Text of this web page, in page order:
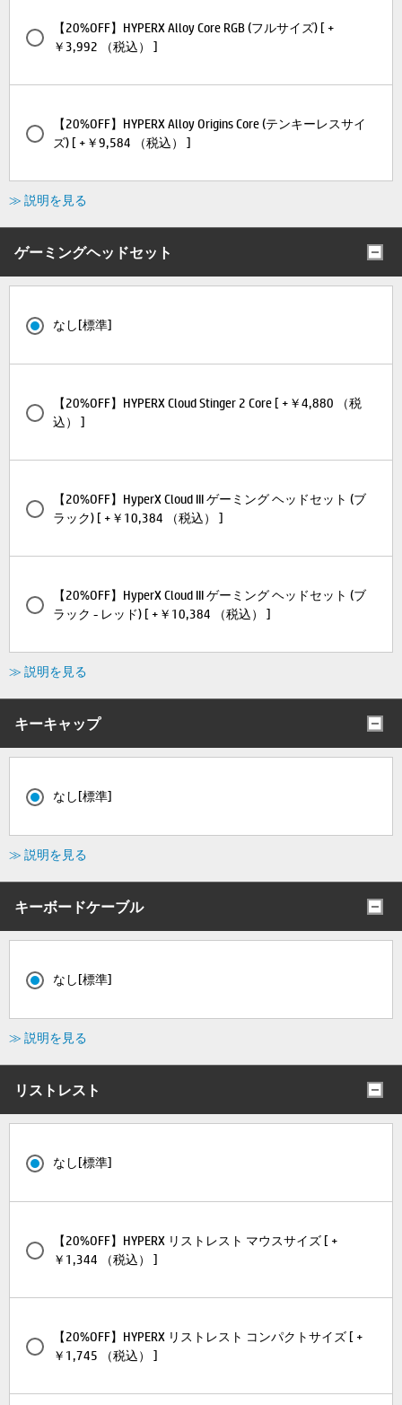
【20%OFF】HYPERX Alloy Core RGB (フルサイズ) [ +
￥3,992 （税込） ]
【20%OFF】HYPERX Alloy Origins Core (テンキーレスサイ
ズ) [ +￥9,584 （税込） ]
≫ 説明を見る
ゲーミングヘッドセット
なし[標準]
【20%OFF】HYPERX Cloud Stinger 2 Core [ +￥4,880 （税
込） ]
【20%OFF】HyperX Cloud III ゲーミング ヘッドセット (ブ
ラック) [ +￥10,384 （税込） ]
【20%OFF】HyperX Cloud III ゲーミング ヘッドセット (ブ
ラック - レッド) [ +￥10,384 （税込） ]
≫ 説明を見る
キーキャップ
なし[標準]
≫ 説明を見る
キーボードケーブル
なし[標準]
≫ 説明を見る
リストレスト
なし[標準]
【20%OFF】HYPERX リストレスト マウスサイズ [ +
￥1,344 （税込） ]
【20%OFF】HYPERX リストレスト コンパクトサイズ [ +
￥1,745 （税込） ]